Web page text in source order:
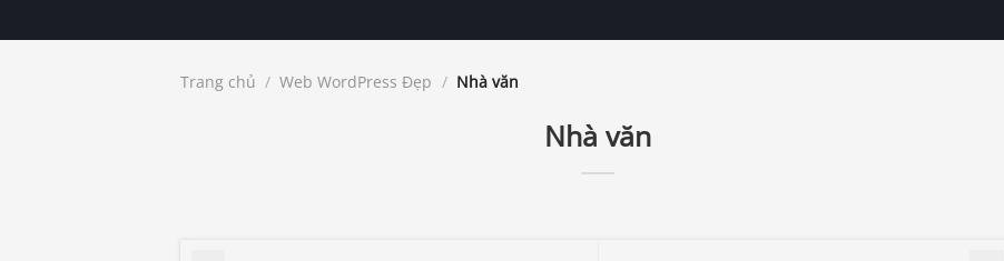
Trang chủ / Web WordPress Đẹp / Nhà văn
Nhà văn